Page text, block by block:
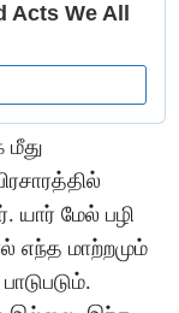
மீது
யார் மேல் பழி
எந்த மாற்றமும்